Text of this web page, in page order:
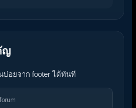
ญ
บ่อยจาก footer ได้ทันที